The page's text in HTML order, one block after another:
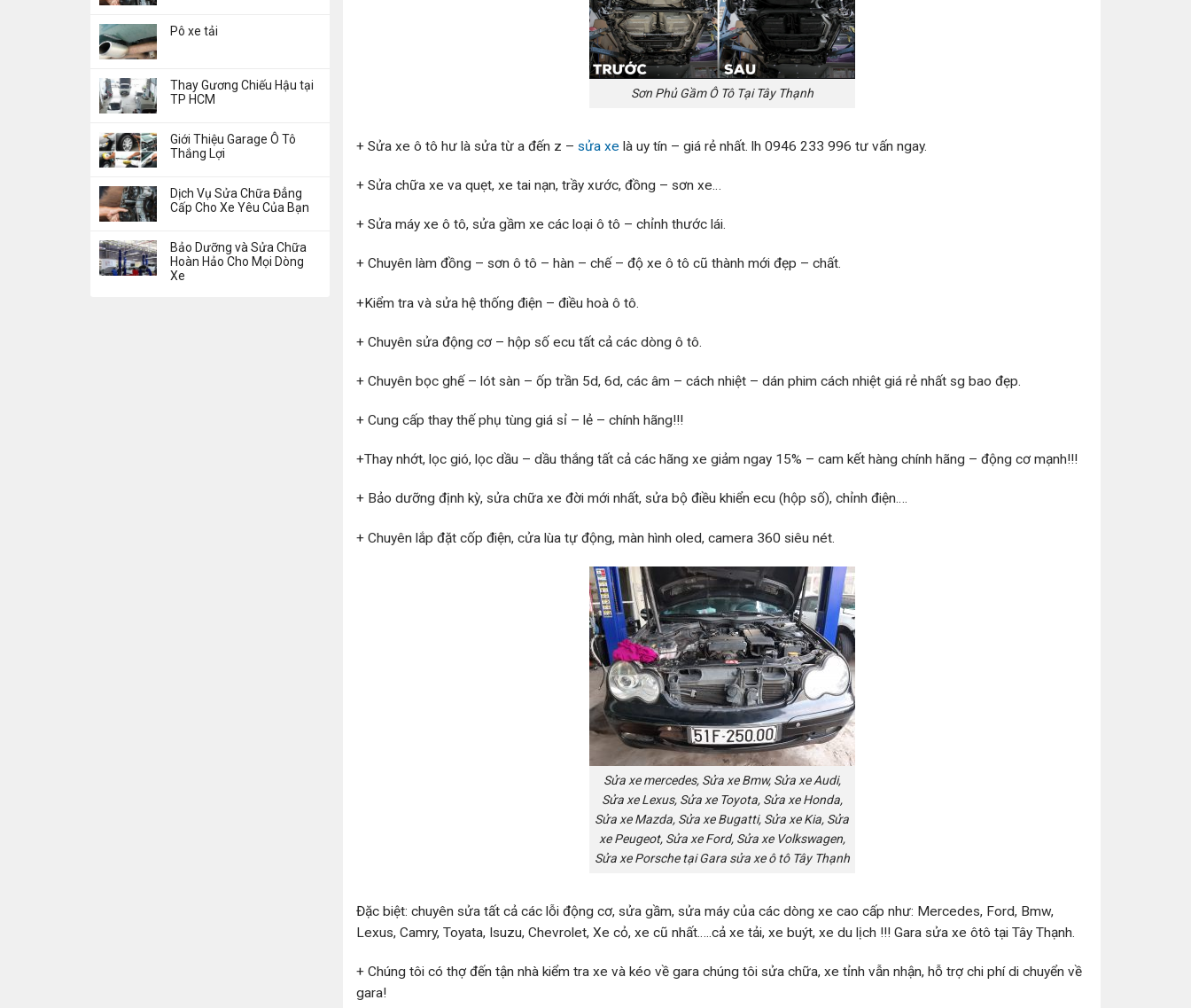
Pô xe tải
Thay Gương Chiếu Hậu tại
TP HCM
Giới Thiệu Garage Ô Tô
Thắng Lợi
Dịch Vụ Sửa Chữa Đẳng
Cấp Cho Xe Yêu Của Bạn
Bảo Dưỡng và Sửa Chữa
Hoàn Hảo Cho Mọi Dòng
Xe
Sơn Phủ Gầm Ô Tô Tại Tây Thạnh
+ Sửa xe ô tô hư là sửa từ a đến z – sửa xe là uy tín – giá rẻ nhất. lh 0946 233 996 tư vấn ngay.
+ Sửa chữa xe va quẹt, xe tai nạn, trầy xước, đồng – sơn xe…
+ Sửa máy xe ô tô, sửa gầm xe các loại ô tô – chỉnh thước lái.
+ Chuyên làm đồng – sơn ô tô – hàn – chế – độ xe ô tô cũ thành mới đẹp – chất.
+Kiểm tra và sửa hệ thống điện – điều hoà ô tô.
+ Chuyên sửa động cơ – hộp số ecu tất cả các dòng ô tô.
+ Chuyên bọc ghế – lót sàn – ốp trần 5d, 6d, các âm – cách nhiệt – dán phim cách nhiệt giá rẻ nhất sg bao đẹp.
+ Cung cấp thay thế phụ tùng giá sỉ – lẻ – chính hãng!!!
+Thay nhớt, lọc gió, lọc dầu – dầu thắng tất cả các hãng xe giảm ngay 15% – cam kết hàng chính hãng – động cơ mạnh!!!
+ Bảo dưỡng định kỳ, sửa chữa xe đời mới nhất, sửa bộ điều khiển ecu (hộp số), chỉnh điện….
+ Chuyên lắp đặt cốp điện, cửa lùa tự động, màn hình oled, camera 360 siêu nét.
Sửa xe mercedes, Sửa xe Bmw, Sửa xe Audi,
Sửa xe Lexus, Sửa xe Toyota, Sửa xe Honda,
Sửa xe Mazda, Sửa xe Bugatti, Sửa xe Kia, Sửa
xe Peugeot, Sửa xe Ford, Sửa xe Volkswagen,
Sửa xe Porsche tại Gara sửa xe ô tô Tây Thạnh
Đặc biệt: chuyên sửa tất cả các lỗi động cơ, sửa gầm, sửa máy của các dòng xe cao cấp như: Mercedes, Ford, Bmw,
Lexus, Camry, Toyata, Isuzu, Chevrolet, Xe cỏ, xe cũ nhất…..cả xe tải, xe buýt, xe du lịch !!! Gara sửa xe ôtô tại Tây Thạnh.
+ Chúng tôi có thợ đến tận nhà kiểm tra xe và kéo về gara chúng tôi sửa chữa, xe tỉnh vẫn nhận, hỗ trợ chi phí di chuyển về
gara!